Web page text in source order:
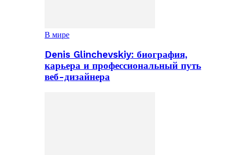
В мире
Denis Glinchevskiy: биография,
карьера и профессиональный путь
веб-дизайнера